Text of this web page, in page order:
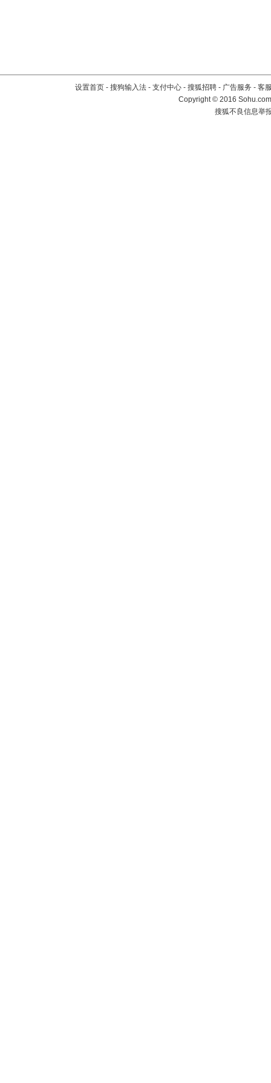
设置首页 - 搜狗输入法 - 支付中心 - 搜狐招聘 - 广告服务 - 客
Copyright©2016
搜狐不良信息举